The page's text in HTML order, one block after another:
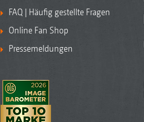
FAQ | Häufig gestellte Fragen
Online Fan Shop
Pressemeldungen